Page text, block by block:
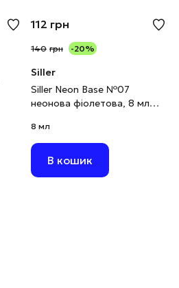
112 грн
140 грн -20%
Siller
Siller Neon Base №07
неонова фіолетова, 8 мл
8 мл
В кошик